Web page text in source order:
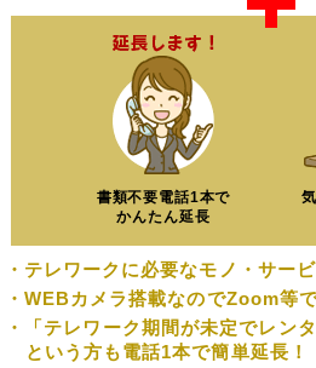
書類不要電話1本で
かんたん延長
テレワークに必要なモノ・サー
WEBカメラ搭載なのでZoom等
「テレワーク期間が未定でレン
という方も電話1本で簡単延長！